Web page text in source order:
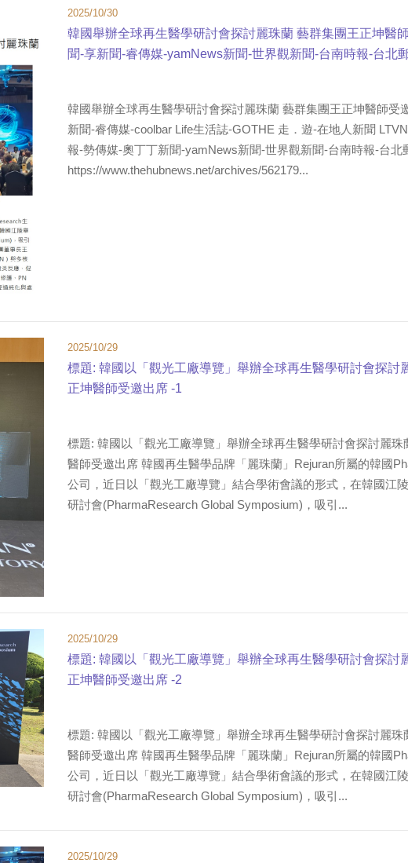
2025/10/30
韓國舉辦全球再生醫學研討會探討麗珠蘭 藝群集團王正坤醫
聞-享新聞-睿傳媒-yamNews新聞-世界觀新聞-台南時報-台北
韓國舉辦全球再生醫學研討會探討麗珠蘭 藝群集團王正坤醫師受
新聞-睿傳媒-coolbar Life生活誌-GOTHE 走．遊-在地人新聞
報-勢傳媒-奧丁丁新聞-yamNews新聞-世界觀新聞-台南時報-台北
https://www.thehubnews.net/archives/562179...
2025/10/29
標題: 韓國以「觀光工廠導覽」舉辦全球再生醫學研討會探
正坤醫師受邀出席 -1
標題: 韓國以「觀光工廠導覽」舉辦全球再生醫學研討會探討麗
醫師受邀出席 韓國再生醫學品牌「麗珠蘭」Rejuran所屬的韓國
公司，近日以「觀光工廠導覽」結合學術會議的形式，在韓國江
研討會(PharmaResearch Global Symposium)，吸引...
2025/10/29
標題: 韓國以「觀光工廠導覽」舉辦全球再生醫學研討會探
正坤醫師受邀出席 -2
標題: 韓國以「觀光工廠導覽」舉辦全球再生醫學研討會探討麗
醫師受邀出席 韓國再生醫學品牌「麗珠蘭」Rejuran所屬的韓國
公司，近日以「觀光工廠導覽」結合學術會議的形式，在韓國江
研討會(PharmaResearch Global Symposium)，吸引...
2025/10/29